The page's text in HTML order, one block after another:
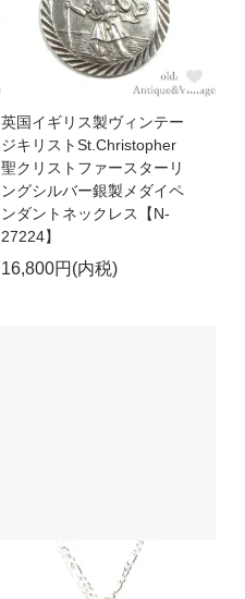
英国イギリス製ヴィンテー
ジキリストSt.Christopher
聖クリストファースターリ
ングシルバー銀製メダイペ
ンダントネックレス【N-
27224】
16,800円(内税)